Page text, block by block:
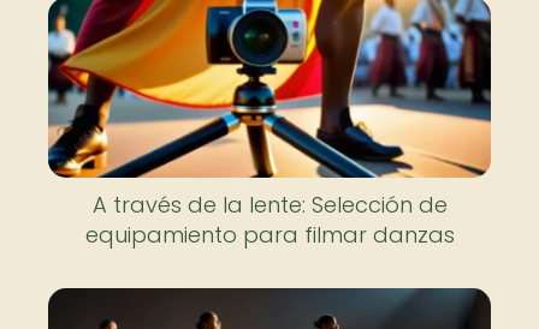
A través de la lente: Selección de
equipamiento para filmar danzas